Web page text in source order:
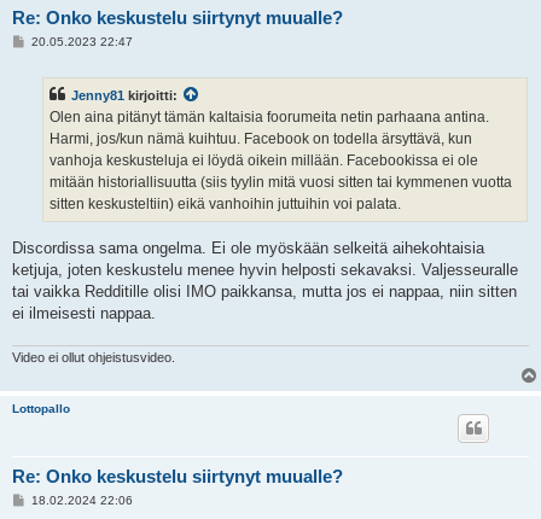
Re: Onko keskustelu siirtynyt muualle?
V20.05.2023 22:47
Jenny81 kirjoitti:
Olen aina pitänyt tämän kaltaisia foorumeita netin parhaana antina.
Harmi, jos/kun nämä kuihtuu. Facebook on todella ärsyttävä, kun
vanhoja keskusteluja ei löydä oikein millään. Facebookissa ei ole
mitään historiallisuutta (siis tyylin mitä vuosi sitten tai kymmenen vuotta
sitten keskusteltiin) eikä vanhoihin juttuihin voi palata.
Discordissa sama ongelma. Ei ole myöskään selkeitä aihekohtaisia
ketjuja, joten keskustelu menee hyvin helposti sekavaksi. Valjesseuralle
tai vaikka Redditille olisi IMO paikkansa, mutta jos ei nappaa, niin sitten
ei ilmeisesti nappaa.
Video ei ollut ohjeistusvideo.
Lottopallo
Re: Onko keskustelu siirtynyt muualle?
V18.02.2024 22:06